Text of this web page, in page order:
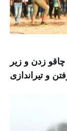
زدن و زیر
و تیراندازی